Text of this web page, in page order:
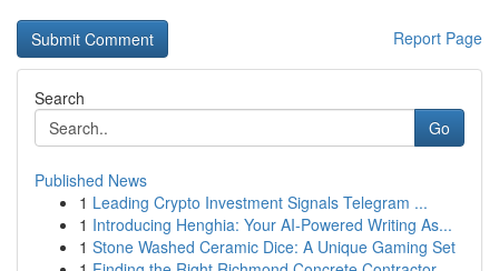
Report Page
Search
Go
Published News
1 Leading Crypto Investment Signals Telegram ...
1 Introducing Henghia: Your AI-Powered Writing As...
1 Stone Washed Ceramic Dice: A Unique Gaming Set